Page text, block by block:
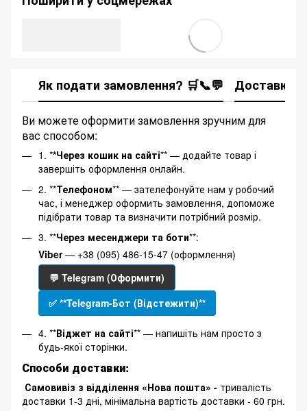
Як подати замовлення? 🛒📞💬 Доставка
Ви можете оформити замовлення зручним для
вас способом:
1. **Через кошик на сайті** — додайте товар і
завершіть оформлення онлайн.
2. **Телефоном** — зателефонуйте нам у робочий
час, і менеджер оформить замовлення, допоможе
підібрати товар та визначити потрібний розмір.
3. **Через месенджери та боти**:
Viber— +38 (095) 486-15-47 (оформлення)
💬 Telegram (Оформити)
✅ **Telegram-Бот (Відстежити)**
4. **Віджет на сайті** — напишіть нам просто з
будь-якої сторінки.
Способи доставки:
Самовивіз з відділення «Нова пошта» - тривалість
доставки 1-3 дні, мінімальна вартість доставки - 60 грн.